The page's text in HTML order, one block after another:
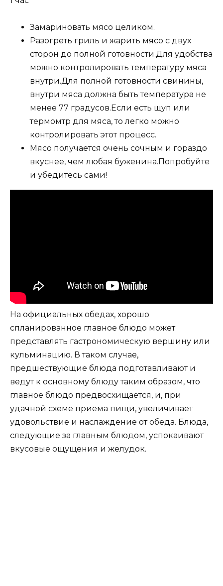
Замариновать мясо целиком.
Разогреть гриль и жарить мясо с двух
сторон до полной готовности.Для удобства
можно контролировать температуру мяса
внутри.Для полной готовности свинины,
внутри мяса должна быть температура не
менее 77 градусов.Если есть щуп или
термомтр для мяса, то легко можно
контролировать этот процесс.
Мясо получается очень сочным и гораздо
вкуснее, чем любая буженина.Попробуйте
и убедитесь сами!
На официальных обедах, хорошо
спланированное главное блюдо может
представлять гастрономическую вершину или
кульминацию. В таком случае,
предшествующие блюда подготавливают и
ведут к основному блюду таким образом, что
главное блюдо предвосхищается, и, при
удачной схеме приема пищи, увеличивает
удовольствие и наслаждение от обеда. Блюда,
следующие за главным блюдом, успокаивают
вкусовые ощущения и желудок.